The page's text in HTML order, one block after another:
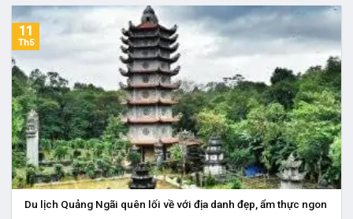
Du lịch Quảng Ngãi quên lối về với địa danh đẹp, ẩm thực ngon
11
Th5